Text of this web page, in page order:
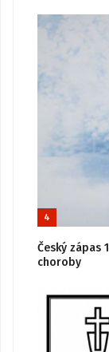
4
Český zápas
choroby